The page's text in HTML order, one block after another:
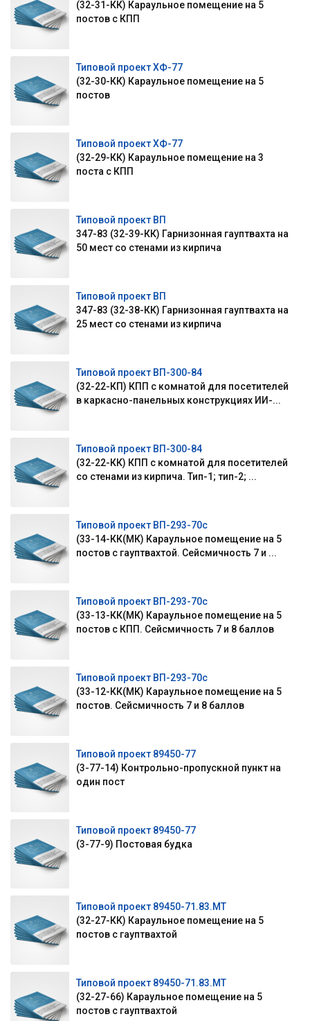
(32-31-КК) Караульное помещение на 5
постов с КПП
Типовой проект ХФ-77
(32-30-КК) Караульное помещение на 5
постов
Типовой проект ХФ-77
(32-29-КК) Караульное помещение на 3
поста с КПП
Типовой проект ВП
347-83 (32-39-КК) Гарнизонная гауптвахта на
50 мест со стенами из кирпича
Типовой проект ВП
347-83 (32-38-КК) Гарнизонная гауптвахта на
25 мест со стенами из кирпича
Типовой проект ВП-300-84
(32-22-КП) КПП с комнатой для посетителей
в каркасно-панельных конструкциях ИИ-...
Типовой проект ВП-300-84
(32-22-КК) КПП с комнатой для посетителей
со стенами из кирпича. Тип-1; тип-2; ...
Типовой проект ВП-293-70с
(33-14-КК(МК) Караульное помещение на 5
постов с гауптвахтой. Сейсмичность 7 и ...
Типовой проект ВП-293-70с
(33-13-КК(МК) Караульное помещение на 5
постов с КПП. Сейсмичность 7 и 8 баллов
Типовой проект ВП-293-70с
(33-12-КК(МК) Караульное помещение на 5
постов. Сейсмичность 7 и 8 баллов
Типовой проект 89450-77
(3-77-14) Контрольно-пропускной пункт на
один пост
Типовой проект 89450-77
(3-77-9) Постовая будка
Типовой проект 89450-71.83.МТ
(32-27-КК) Караульное помещение на 5
постов с гауптвахтой
Типовой проект 89450-71.83.МТ
(32-27-66) Караульное помещение на 5
постов с гауптвахтой